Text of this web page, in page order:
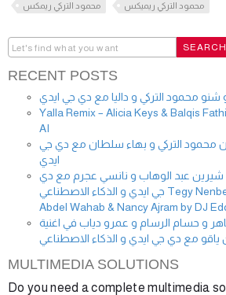
محمود التركي ريمكس
محمود التركي ريميكس
RECENT POSTS
محمود التركي و داليا مع دي جي ايدي
Yalla Remix – Alicia Keys & Balqis
AI
التركي و بهاء سلطان مع دي جي
ايدي
عبد الوهاب و نانسي عجرم مع دي
جي ايدي و الذكاء الاصطناعي Tegy Nenbesit remix – Sherine
Abdel Wahab & Nancy Ajram by DJ
و حسام الرسام و عمرو دياب في اغنية
ياقو مع دي جي ايدي و الذكاء الاصطناعي
MULTIMEDIA SOLUTIONS
Do you need a complete multimedia